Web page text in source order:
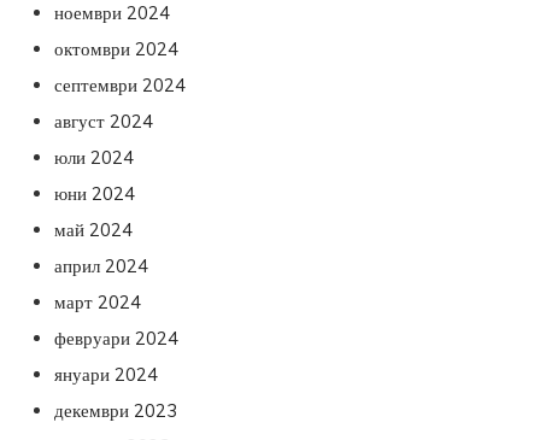
ноември 2024
октомври 2024
септември 2024
август 2024
юли 2024
юни 2024
май 2024
април 2024
март 2024
февруари 2024
януари 2024
декември 2023